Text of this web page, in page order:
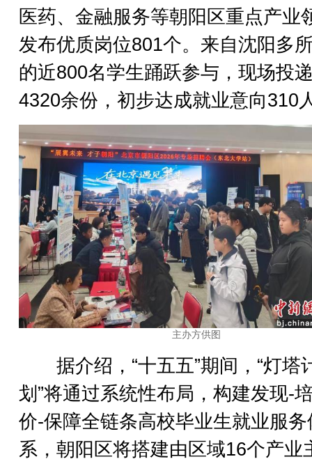
医药、金融服务等朝阳区重点产业
发布优质岗位801个。来自沈阳多
的近800名学生踊跃参与，现场投
4320余份，初步达成就业意向310
主办方供图
据介绍，“十五五”期间，“灯塔
划”将通过系统性布局，构建发现-
价-保障全链条高校毕业生就业服务
系，朝阳区将搭建由区域16个产业